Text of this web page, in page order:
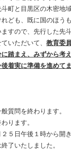
町と目黒区の木密地
ども、既に国のほう
すので、先行した先
いただいて、 教育委
踏まえ、みずから考
着実に準備を進めて
質問を終わります。
ります。
５日午後１時から開き
了いたしました。